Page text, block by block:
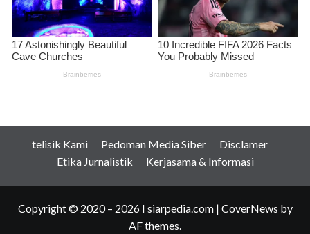
telisik Kami Pedoman Media Siber
Disclamer
Etika Jurnalistik
Kerjasama & Informasi
Copyright © 2020 – 2026 I siarpedia.com | CoverNews by
AF themes.